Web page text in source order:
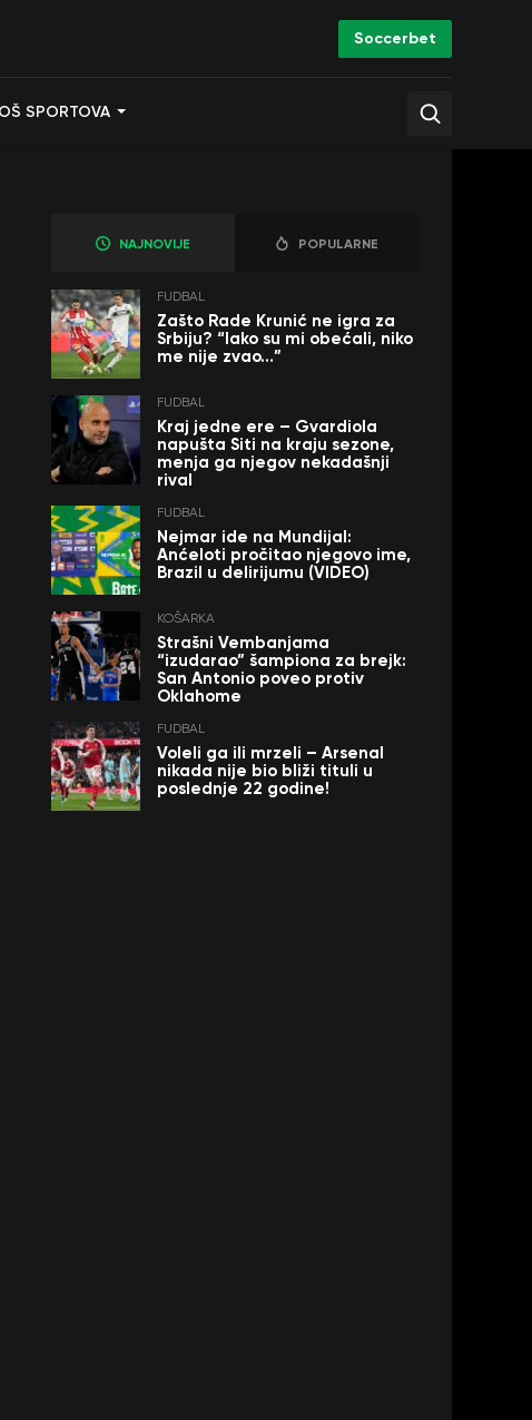
Soccerbet
SPORTOVA
NAJNOVIJE POPULARNE
FUDBAL
Zašto Rade Krunić ne igra za
Srbiju? “Iako su mi obećali, niko
me nije zvao…”
FUDBAL
Kraj jedne ere – Gvardiola
napušta Siti na kraju sezone,
menja ga njegov nekadašnji
rival
FUDBAL
Nejmar ide na Mundijal:
Anćeloti pročitao njegovo ime,
Brazil u delirijumu (VIDEO)
KOŠARKA
Strašni Vembanjama
“izudarao” šampiona za brejk:
San Antonio poveo protiv
Oklahome
FUDBAL
Voleli ga ili mrzeli – Arsenal
nikada nije bio bliži tituli u
poslednje 22 godine!